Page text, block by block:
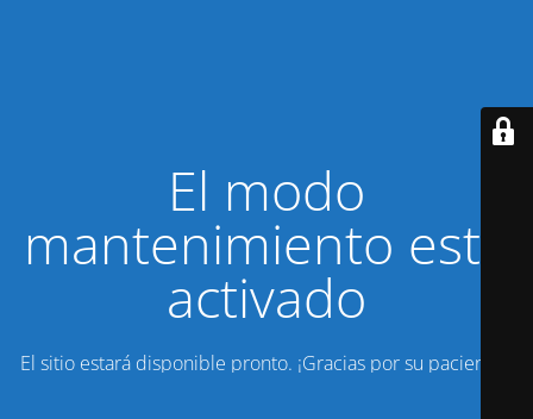
El modo
mantenimiento está
activado
El sitio estará disponible pronto. ¡Gracias por su paciencia!